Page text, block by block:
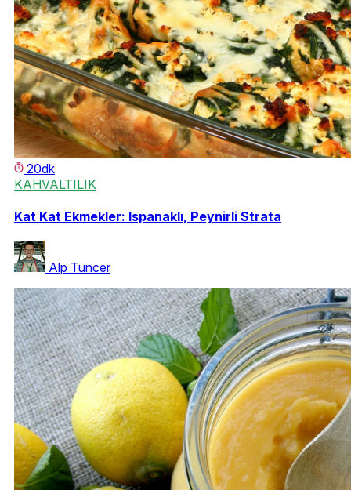
20dk
KAHVALTILIK
Kat Kat Ekmekler: Ispanaklı, Peynirli Strata
Alp Tuncer